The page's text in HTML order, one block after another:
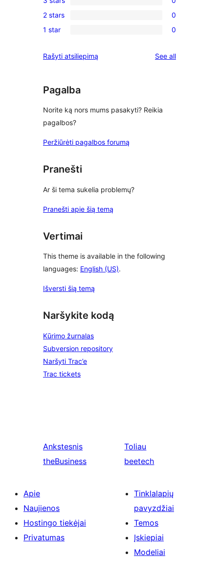
star
reviews
4-
star
reviews
0
3-
star
0
2-
reviews
2 stars 0
0
star
1 star 0
Rašyti atsiliepimą See allreviews
Pagalba
Norite ką nors mums pasakyti? Reikia
pagalbos?
Peržiūrėti pagalbos forumą
Pranešti
Ar ši tema sukelia problemų?
Pranešti apie šią temą
Vertimai
This theme is available in the following
languages: English (US).
Išversti šią temą
Naršykite kodą
Kūrimo žurnalas
Subversion repository
Naršyti Trac’e
Trac tickets
Ankstesnis
theBusiness
Toliau
beetech
Apie
Naujienos
Hostingo tiekėjai
Privatumas
Tinklalapių
pavyzdžiai
Temos
Įskiepiai
Modeliai